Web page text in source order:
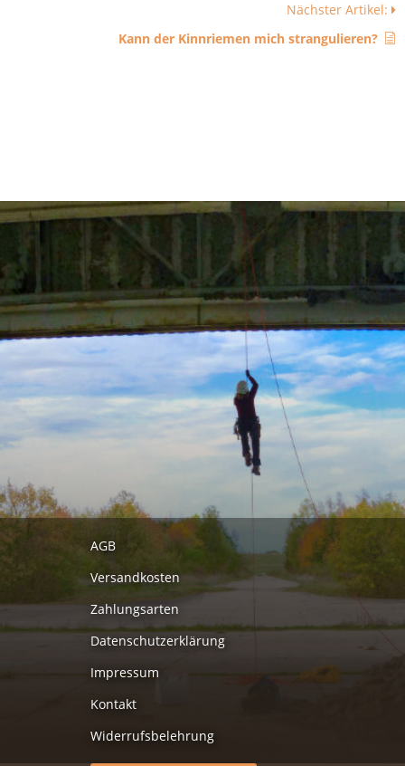
Nächster Artikel:
Kann der Kinnriemen mich strangulieren?
AGB
Versandkosten
Zahlungsarten
Datenschutzerklärung
Impressum
Kontakt
Widerrufsbelehrung